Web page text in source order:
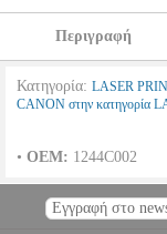
Περιγραφή
Κατηγορία: LASER
CANON στην κατηγορία
• OEM: 1244C002
OEM:1244C002